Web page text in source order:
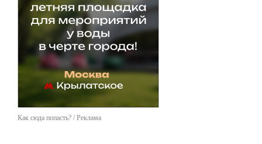
Как сюда попасть? / Реклама